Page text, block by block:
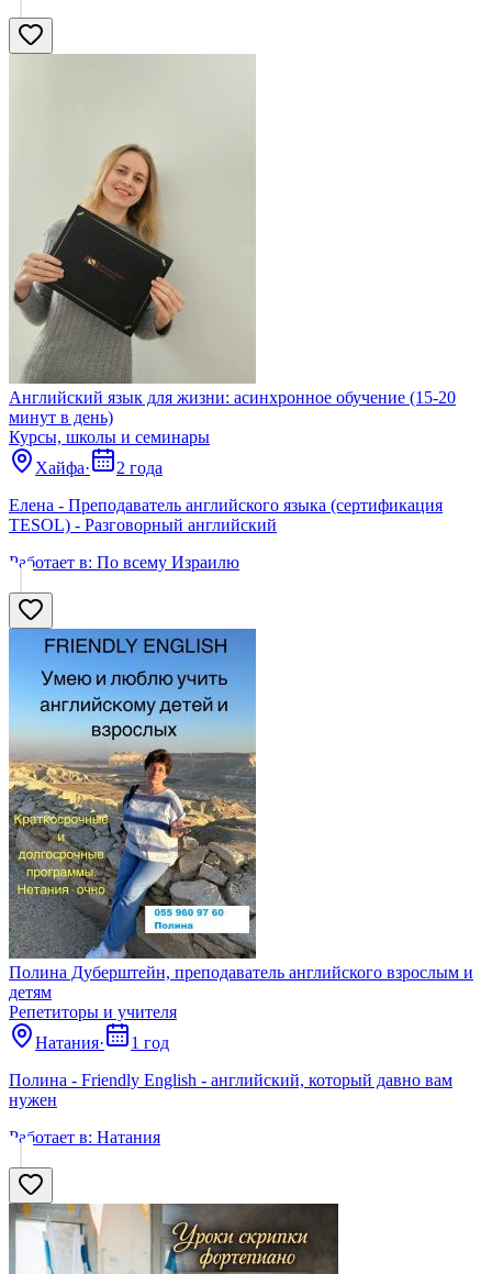
Английский язык для жизни: асинхронное обучение (15-20
минут в день)
Курсы, школы и семинары
Хайфа·
2 года
Елена - Преподаватель английского языка (сертификация
TESOL) - Разговорный английский
Работает в: По всему Израилю
Полина Дуберштейн, преподаватель английского взрослым и
детям
Репетиторы и учителя
Натания·
1 год
Полина - Friendly English - английский, который давно вам
нужен
Работает в: Натания